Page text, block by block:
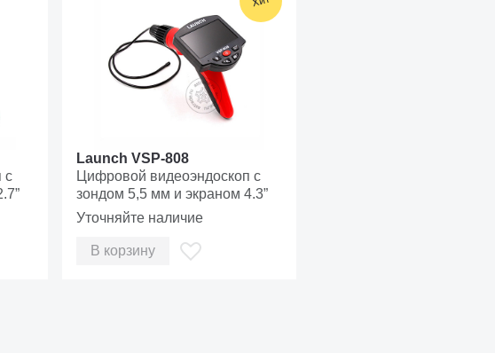
с
Launch VSP-808
Цифровой видеоэндоскоп с
зондом 5,5 мм и экраном 4.3”
Уточняйте наличие
В корзину